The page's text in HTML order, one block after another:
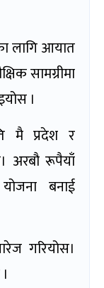
लागि आयात
सामग्रीमा
।
मै प्रदेश र
अरबौ रूपैयाँ
बनाई
गरियोस।